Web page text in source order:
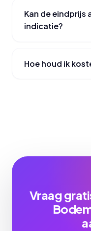
Kan de eindprijs
indicatie?
Hoe houd ik
Vraag